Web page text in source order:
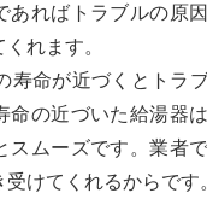
あればトラブルの原
れます。
寿命が近づくとトラ
命の近づいた給湯器
スムーズです。業者
けてくれるからです